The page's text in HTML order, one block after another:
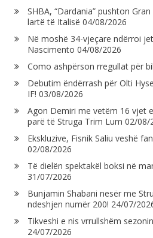
SHBA, “Dardania” pushton
lartë të Italisë 04/08/2026
Në moshë 34-vjeçare ndërroi
Nascimento 04/08/2026
Como ashpërson rregullat për
Debutim ëndërrash për Olti
IF! 03/08/2026
Agon Demiri me vetëm 16 vjet
parë të Struga Trim Lum 02/08/
Ekskluzive, Fisnik Saliu veshë
02/08/2026
Të dielën spektakël boksi në
31/07/2026
Bunjamin Shabani nesër me
ndeshjen numër 200! 24/07/
Tikveshi e nis vrrullshëm
24/07/2026